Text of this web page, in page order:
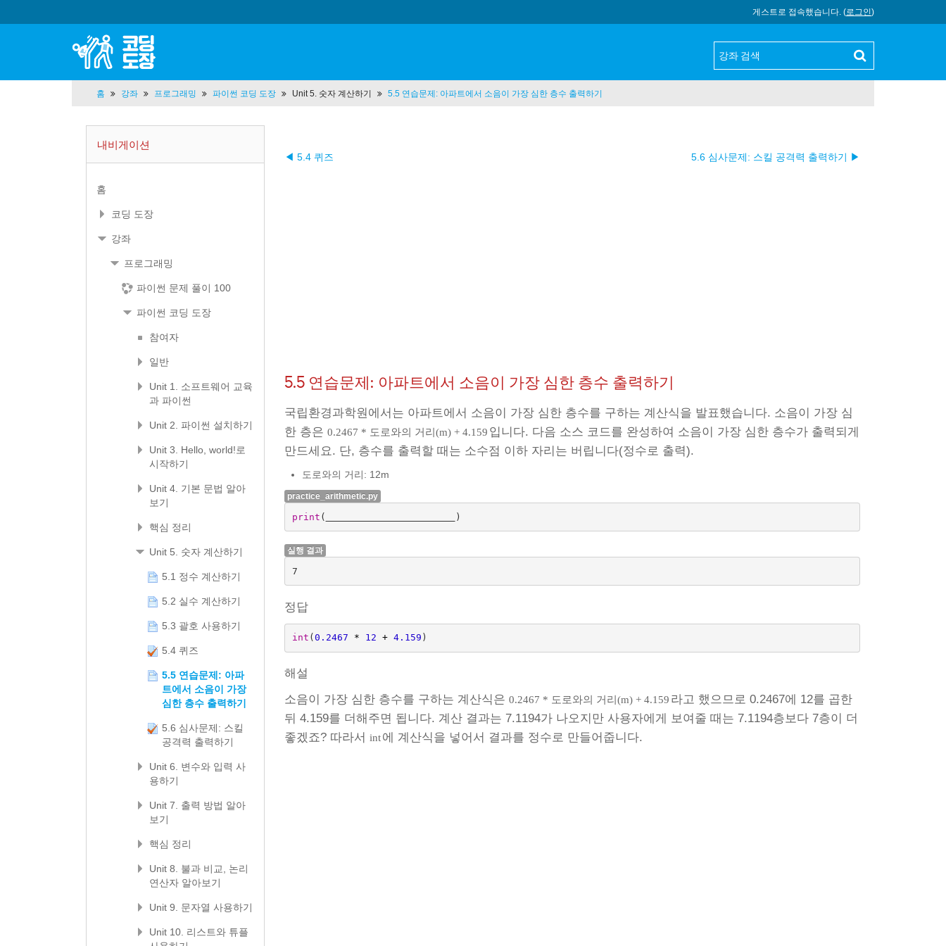
게스트로 접속했습니다. (로그인)
홈 강좌 프로그래밍 파이썬 코딩 도장 Unit 5. 숫자 계산하기 5.5 연습문제: 아파트에서 소음이 가장 심한 층수 출력하기
◀ 5.4 퀴즈 5.6 심사문제: 스킬 공격력 출력하기 ▶︎
5.5 연습문제: 아파트에서 소음이 가장 심한 층수 출력하기
국립환경과학원에서는 아파트에서 소음이 가장 심한 층수를 구하는 계산식을 발표했습니다. 소음이 가장 심
한 층은0.2467 * 도로와의 거리(m) + 4.159 입니다. 다음 소스 코드를 완성하여 소음이 가장 심한 층수가 출력되게
만드세요. 단, 층수를 출력할 때는 소수점 이하 자리는 버립니다(정수로 출력).
도로와의 거리: 12m
practice_arithmetic.py
print ( )
실행 결과
정답
int ( 0.2467 * 12 + 4.159 )
해설
소음이 가장 심한 층수를 구하는 계산식은0.2467 * 도로와의 거리(m) + 4.159 라고 했으므로 0.2467에 12를 곱한
뒤 4.159를 더해주면 됩니다. 계산 결과는 7.1194가 나오지만 사용자에게 보여줄 때는 7.1194층보다 7층이 더
좋겠죠? 따라서int에 계산식을 넣어서 결과를 정수로 만들어줍니다.
내비게이션
홈
코딩 도장
강좌
프로그래밍
파이썬 문제 풀이 100
파이썬 코딩 도장
참여자
일반
Unit 1. 소프트웨어 교육
과 파이썬
Unit 2. 파이썬 설치하기
Unit 3. Hello, world!로
시작하기
Unit 4. 기본 문법 알아
보기
핵심 정리
Unit 5. 숫자 계산하기
5.1 정수 계산하기
5.2 실수 계산하기
5.3 괄호 사용하기
5.4 퀴즈
5.5 연습문제: 아파
트에서 소음이 가장
심한 층수 출력하기
5.6 심사문제: 스킬
공격력 출력하기
Unit 6. 변수와 입력 사
용하기
Unit 7. 출력 방법 알아
보기
핵심 정리
Unit 8. 불과 비교, 논리
연산자 알아보기
Unit 9. 문자열 사용하기
Unit 10. 리스트와 튜플